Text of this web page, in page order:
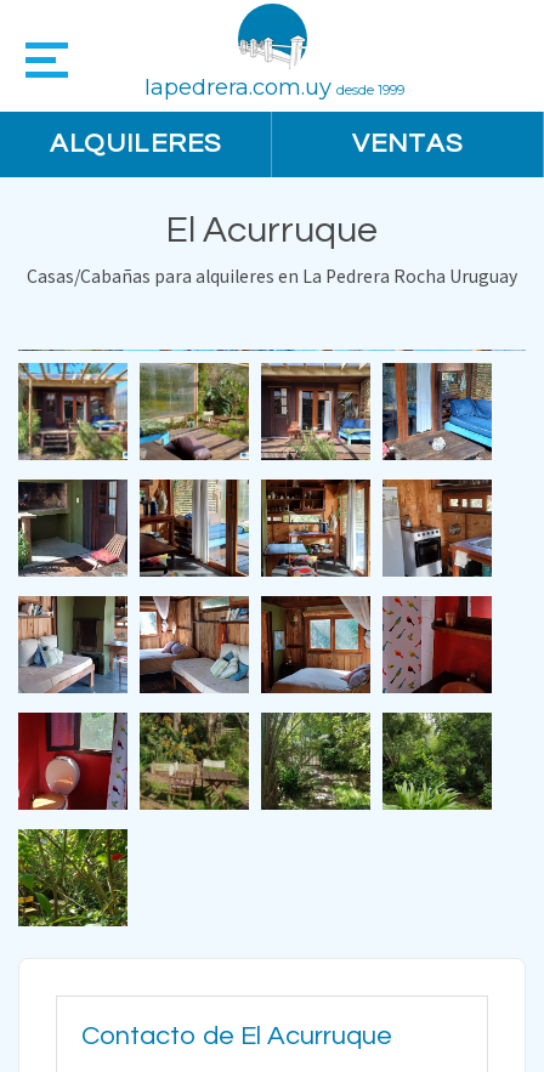
lapedrera.com.uy desde 1999
ALQUILERES VENTAS
El Acurruque
Casas/Cabañas para alquileres en La Pedrera Rocha Uruguay
Contacto de El Acurruque